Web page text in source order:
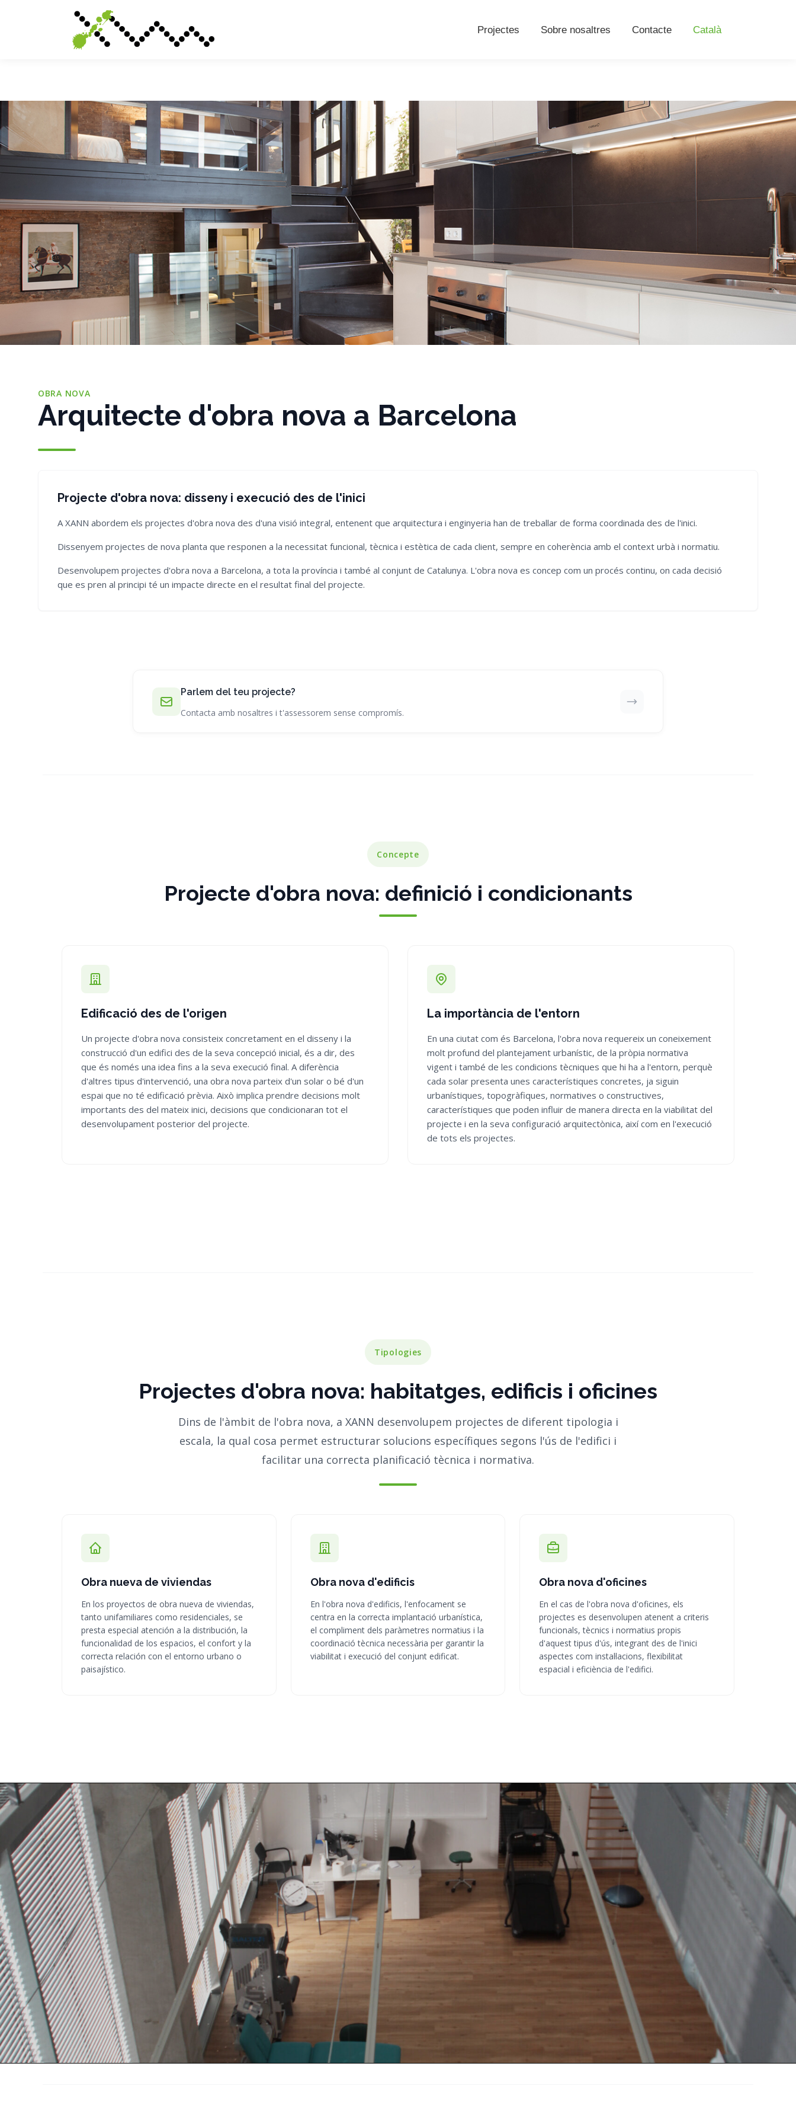
Projectes Sobre nosaltres Contacte Català
OBRA NOVA
Arquitecte d'obra nova a Barcelona
Projecte d'obra nova: disseny i execució des de l'inici
A XANN abordem els projectes d'obra nova des d'una visió integral, entenent que arquitectura i enginyeria han de treballar de forma coordinada des de l'inici.
Dissenyem projectes de nova planta que responen a la necessitat funcional, tècnica i estètica de cada client, sempre en coherència amb el context urbà i normatiu.
Desenvolupem projectes d'obra nova a Barcelona, a tota la província i també al conjunt de Catalunya. L'obra nova es concep com un procés continu, on cada decisió
que es pren al principi té un impacte directe en el resultat final del projecte.
Parlem del teu projecte?
Contacta amb nosaltres i t'assessorem sense compromís.
Concepte
Projecte d'obra nova: definició i condicionants
Edificació des de l'origen
Un projecte d'obra nova consisteix concretament en el disseny i la
construcció d'un edifici des de la seva concepció inicial, és a dir, des
que és només una idea fins a la seva execució final. A diferència
d'altres tipus d'intervenció, una obra nova parteix d'un solar o bé d'un
espai que no té edificació prèvia. Això implica prendre decisions molt
importants des del mateix inici, decisions que condicionaran tot el
desenvolupament posterior del projecte.
La importància de l'entorn
En una ciutat com és Barcelona, l'obra nova requereix un coneixement
molt profund del plantejament urbanístic, de la pròpia normativa
vigent i també de les condicions tècniques que hi ha a l'entorn, perquè
cada solar presenta unes característiques concretes, ja siguin
urbanístiques, topogràfiques, normatives o constructives,
característiques que poden influir de manera directa en la viabilitat del
projecte i en la seva configuració arquitectònica, així com en l'execució
de tots els projectes.
Tipologies
Projectes d'obra nova: habitatges, edificis i oficines
Dins de l'àmbit de l'obra nova, a XANN desenvolupem projectes de diferent tipologia i
escala, la qual cosa permet estructurar solucions específiques segons l'ús de l'edifici i
facilitar una correcta planificació tècnica i normativa.
Obra nueva de viviendas
En los proyectos de obra nueva de viviendas,
tanto unifamiliares como residenciales, se
presta especial atención a la distribución, la
funcionalidad de los espacios, el confort y la
correcta relación con el entorno urbano o
paisajístico.
Obra nova d'edificis
En l'obra nova d'edificis, l'enfocament se
centra en la correcta implantació urbanística,
el compliment dels paràmetres normatius i la
coordinació tècnica necessària per garantir la
viabilitat i execució del conjunt edificat.
Obra nova d'oficines
En el cas de l'obra nova d'oficines, els
projectes es desenvolupen atenent a criteris
funcionals, tècnics i normatius propis
d'aquest tipus d'ús, integrant des de l'inici
aspectes com instal·lacions, flexibilitat
espacial i eficiència de l'edifici.